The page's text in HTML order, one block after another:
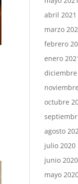
abril 2021
marzo
febrero
enero
diciembre
octubre
agosto
julio 2020
junio 2020
mayo